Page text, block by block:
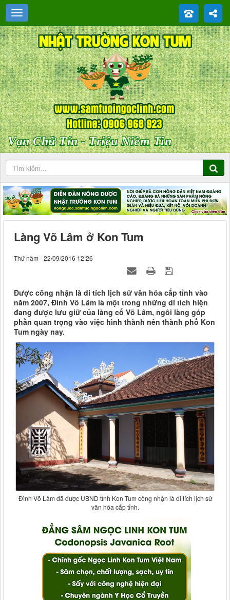
Vạn Chữ Tín - Triệu Niềm Tin
Làng Võ Lâm ở Kon Tum
Thứ năm - 22/09/2016 12:26
Được công nhận là di tích lịch sử văn hóa cấp tỉnh vào
năm 2007, Đình Võ Lâm là một trong những di tích hiện
đang được lưu giữ của làng cổ Võ Lâm, ngôi làng góp
phần quan trọng vào việc hình thành nên thành phố Kon
Tum ngày nay.
Đình Võ Lâm đã được UBND tỉnh Kon Tum công nhận là di tích lịch sử
văn hóa cấp tỉnh.